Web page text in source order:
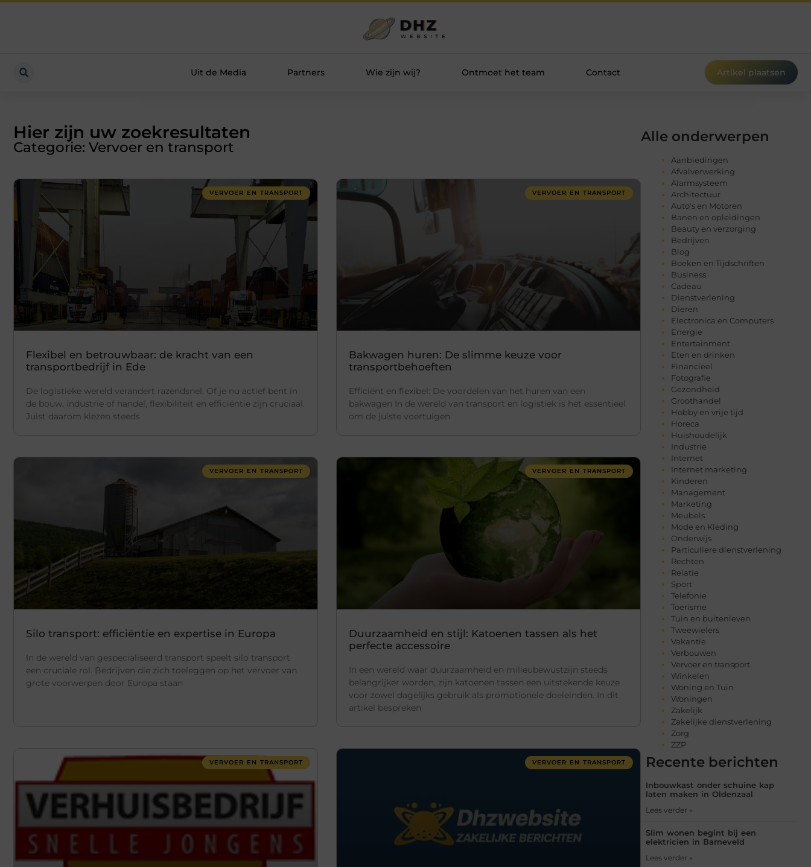
Uit de Media Partners Wie zijn wij? Ontmoet het team Contact Artikel plaatsen
Hier zijn uw zoekresultaten
Categorie: Vervoer en transport
VERVOER EN TRANSPORT
Flexibel en betrouwbaar: de kracht van een
transportbedrijf in Ede
De logistieke wereld verandert razendsnel. Of je nu actief bent in
de bouw, industrie of handel, flexibiliteit en efficiëntie zijn cruciaal.
Juist daarom kiezen steeds
VERVOER EN TRANSPORT
Bakwagen huren: De slimme keuze voor
transportbehoeften
Efficiënt en flexibel: De voordelen van het huren van een
bakwagen In de wereld van transport en logistiek is het essentieel
om de juiste voertuigen
VERVOER EN TRANSPORT
Silo transport: efficiëntie en expertise in Europa
In de wereld van gespecialiseerd transport speelt silo transport
een cruciale rol. Bedrijven die zich toeleggen op het vervoer van
grote voorwerpen door Europa staan
VERVOER EN TRANSPORT
Duurzaamheid en stijl: Katoenen tassen als het
perfecte accessoire
In een wereld waar duurzaamheid en milieubewustzijn steeds
belangrijker worden, zijn katoenen tassen een uitstekende keuze
voor zowel dagelijks gebruik als promotionele doeleinden. In dit
artikel bespreken
VERVOER EN TRANSPORT VERVOER EN TRANSPORT
Alle onderwerpen
Aanbiedingen
Afvalverwerking
Alarmsysteem
Architectuur
Auto's en Motoren
Banen en opleidingen
Beauty en verzorging
Bedrijven
Blog
Boeken en Tijdschriften
Business
Cadeau
Dienstverlening
Dieren
Electronica en Computers
Energie
Entertainment
Eten en drinken
Financieel
Fotografie
Gezondheid
Groothandel
Hobby en vrije tijd
Horeca
Huishoudelijk
Industrie
Internet
Internet marketing
Kinderen
Management
Marketing
Meubels
Mode en Kleding
Onderwijs
Particuliere dienstverlening
Rechten
Relatie
Sport
Telefonie
Toerisme
Tuin en buitenleven
Tweewielers
Vakantie
Verbouwen
Vervoer en transport
Winkelen
Woning en Tuin
Woningen
Zakelijk
Zakelijke dienstverlening
Zorg
ZZP
Recente berichten
Inbouwkast onder schuine kap
laten maken in Oldenzaal
Lees verder »
Slim wonen begint bij een
elektricien in Barneveld
Lees verder »